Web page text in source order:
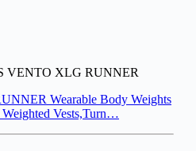
VENTO XLG RUNNER
Wearable Body Weights
Weighted Vests,Turn…